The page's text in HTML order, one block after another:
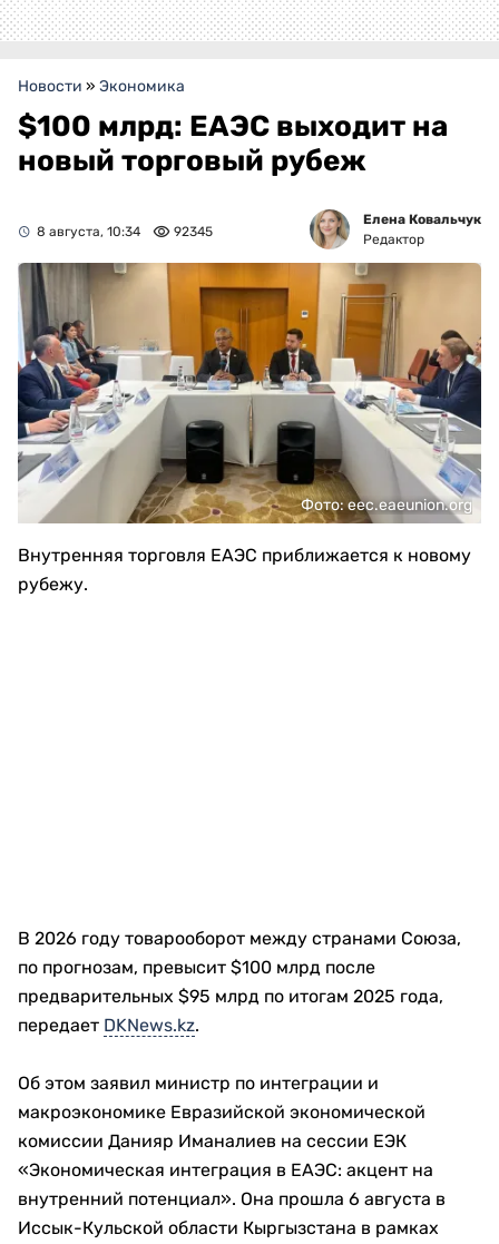
Новости » Экономика
$100 млрд: ЕАЭС выходит на
новый торговый рубеж
8 августа, 10:34 92345
Елена Ковальчук
Редактор
Фото: eec.eaeunion.org
Внутренняя торговля ЕАЭС приближается к новому
рубежу.
В 2026 году товарооборот между странами Союза,
по прогнозам, превысит $100 млрд после
предварительных $95 млрд по итогам 2025 года,
передает DKNews.kz.
Об этом заявил министр по интеграции и
макроэкономике Евразийской экономической
комиссии Данияр Иманалиев на сессии ЕЭК
«Экономическая интеграция в ЕАЭС: акцент на
внутренний потенциал». Она прошла 6 августа в
Иссык-Кульской области Кыргызстана в рамках